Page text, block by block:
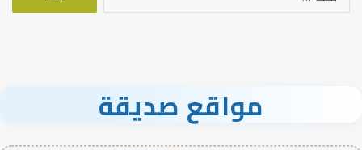
مواقع صديقة